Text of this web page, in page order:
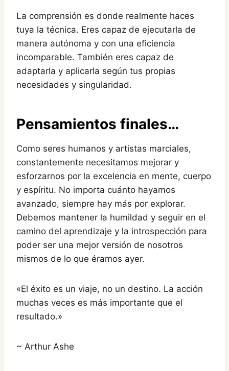
La comprensión es donde realmente haces
tuya la técnica. Eres capaz de ejecutarla de
manera autónoma y con una eficiencia
incomparable. También eres capaz de
adaptarla y aplicarla según tus propias
necesidades y singularidad.
Pensamientos finales…
Como seres humanos y artistas marciales,
constantemente necesitamos mejorar y
esforzarnos por la excelencia en mente, cuerpo
y espíritu. No importa cuánto hayamos
avanzado, siempre hay más por explorar.
Debemos mantener la humildad y seguir en el
camino del aprendizaje y la introspección para
poder ser una mejor versión de nosotros
mismos de lo que éramos ayer.
«El éxito es un viaje, no un destino. La acción
muchas veces es más importante que el
resultado.»
~ Arthur Ashe